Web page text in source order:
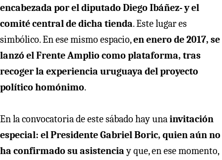
encabezada por el diputado Diego Ibáñez- y el
comité central de dicha tienda. Este lugar es
simbólico. En ese mismo espacio,en enero de 2017, se
lanzó el Frente Amplio como plataforma, tras
recoger la experiencia uruguaya del proyecto
político homónimo.
En la convocatoria de este sábado hay unainvitación
especial: el Presidente Gabriel Boric, quien aún no
ha confirmado su asistenciay que, en ese momento,